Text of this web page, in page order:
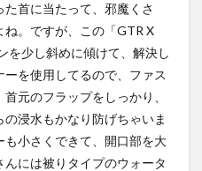
首に当たって、邪魔くさ
。ですが、この「GTR X
を少し斜めに傾けて、解決し
を使用してるので、ファス
元のフラップをしっかり、
浸水もかなり防げちゃいま
小さくできて、開口部を大
には被りタイプのウォータ